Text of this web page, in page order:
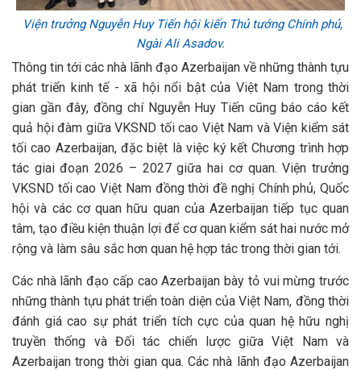
Viện trưởng Nguyễn Huy Tiến hội kiến Thủ tướng Chính phủ,
Ngài Ali Asadov.
Thông tin tới các nhà lãnh đạo Azerbaijan về những thành tựu
phát triển kinh tế - xã hội nổi bật của Việt Nam trong thời
gian gần đây, đồng chí Nguyễn Huy Tiến cũng báo cáo kết
quả hội đàm giữa VKSND tối cao Việt Nam và Viện kiểm sát
tối cao Azerbaijan, đặc biệt là việc ký kết Chương trình hợp
tác giai đoạn 2026 – 2027 giữa hai cơ quan. Viện trưởng
VKSND tối cao Việt Nam đồng thời đề nghị Chính phủ, Quốc
hội và các cơ quan hữu quan của Azerbaijan tiếp tục quan
tâm, tạo điều kiện thuận lợi để cơ quan kiểm sát hai nước mở
rộng và làm sâu sắc hơn quan hệ hợp tác trong thời gian tới.
Các nhà lãnh đạo cấp cao Azerbaijan bày tỏ vui mừng trước
những thành tựu phát triển toàn diện của Việt Nam, đồng thời
đánh giá cao sự phát triển tích cực của quan hệ hữu nghị
truyền thống và Đối tác chiến lược giữa Việt Nam và
Azerbaijan trong thời gian qua. Các nhà lãnh đạo Azerbaijan